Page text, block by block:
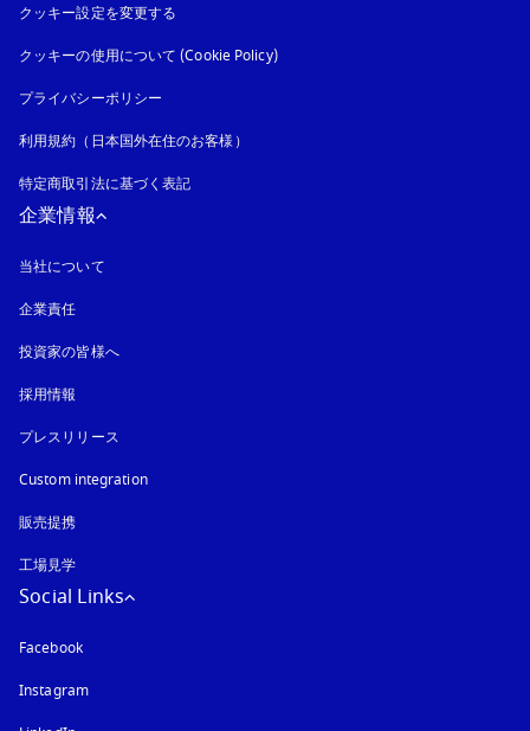
クッキー設定を変更する
クッキーの使用について (Cookie Policy)新しいタブに表示されます
プライバシーポリシー
利用規約（日本国外在住のお客様）
特定商取引法に基づく表記
企業情報
当社について
企業責任
投資家の皆様へ
採用情報
プレスリリース
Custom integration
販売提携
工場見学
Social Links
Facebook
Instagram新しいタブに表示されます